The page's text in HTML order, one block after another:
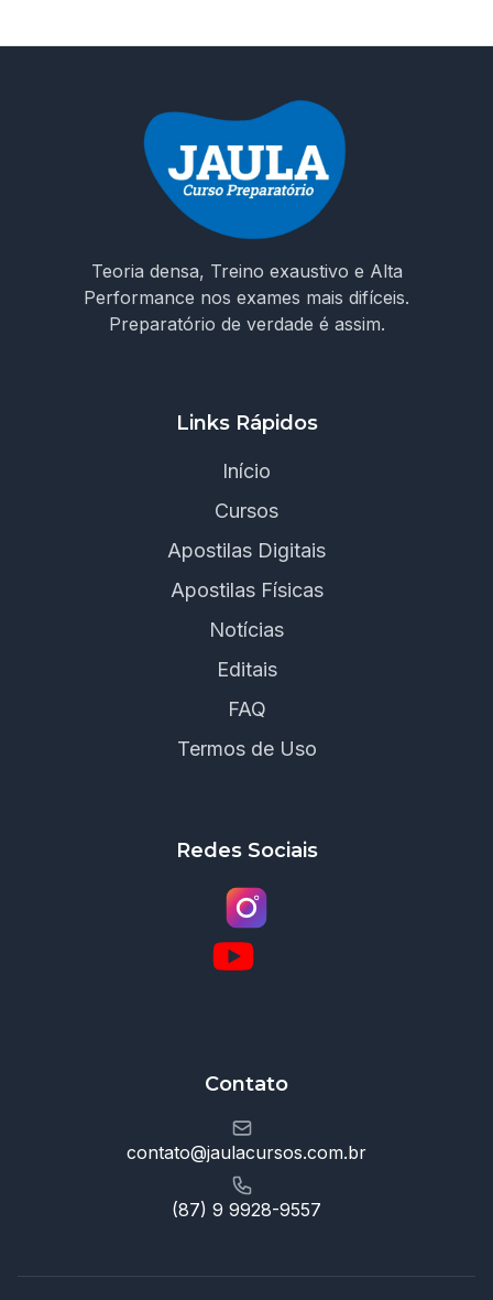
Teoria densa, Treino exaustivo e Alta
Performance nos exames mais difíceis.
Preparatório de verdade é assim.
Links Rápidos
Início
Cursos
Apostilas Digitais
Apostilas Físicas
Notícias
Editais
FAQ
Termos de Uso
Redes Sociais
Contato
contato@jaulacursos.com.br
(87) 9 9928-9557